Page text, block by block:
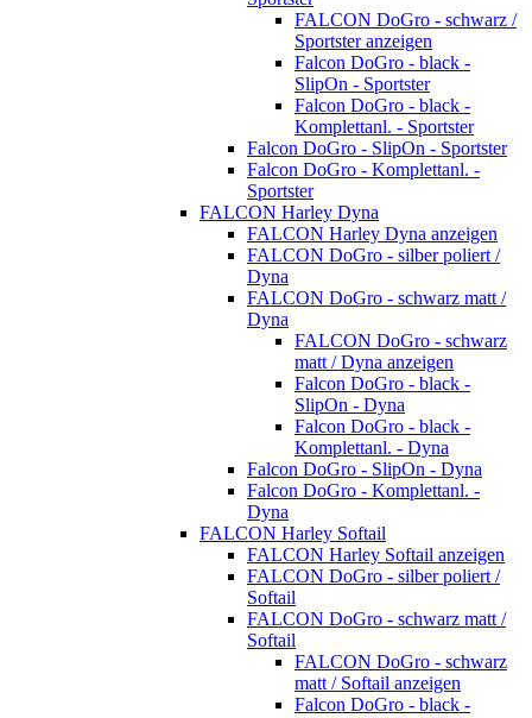
FALCON DoGro - schwarz /
Sportster anzeigen
Falcon DoGro - black -
SlipOn - Sportster
Falcon DoGro - black -
Komplettanl. - Sportster
Falcon DoGro - SlipOn - Sportster
Falcon DoGro - Komplettanl. -
Sportster
FALCON Harley Dyna
FALCON Harley Dyna anzeigen
FALCON DoGro - silber poliert /
Dyna
FALCON DoGro - schwarz matt /
Dyna
FALCON DoGro - schwarz
matt / Dyna anzeigen
Falcon DoGro - black -
SlipOn - Dyna
Falcon DoGro - black -
Komplettanl. - Dyna
Falcon DoGro - SlipOn - Dyna
Falcon DoGro - Komplettanl. -
Dyna
FALCON Harley Softail
FALCON Harley Softail anzeigen
FALCON DoGro - silber poliert /
Softail
FALCON DoGro - schwarz matt /
Softail
FALCON DoGro - schwarz
matt / Softail anzeigen
Falcon DoGro - black -